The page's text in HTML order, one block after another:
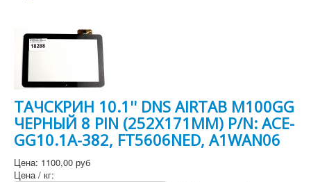
ТАЧСКРИН 10.1'' DNS AIRTAB M100GG
ЧЕРНЫЙ 8 PIN (252X171MM) P/N: ACE-
GG10.1A-382, FT5606NED, A1WAN06
Цена: 1100,00 руб
Цена / кг: